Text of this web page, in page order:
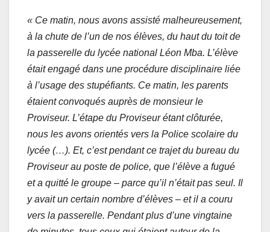
« Ce matin, nous avons assisté malheureusement,
à la chute de l’un de nos élèves, du haut du toit de
la passerelle du lycée national Léon Mba. L’élève
était engagé dans une procédure disciplinaire liée
à l’usage des stupéfiants. Ce matin, les parents
étaient convoqués auprès de monsieur le
Proviseur. L’étape du Proviseur étant clôturée,
nous les avons orientés vers la Police scolaire du
lycée (…). Et, c’est pendant ce trajet du bureau du
Proviseur au poste de police, que l’élève a fugué
et a quitté le groupe – parce qu’il n’était pas seul. Il
y avait un certain nombre d’élèves – et il a couru
vers la passerelle. Pendant plus d’une vingtaine